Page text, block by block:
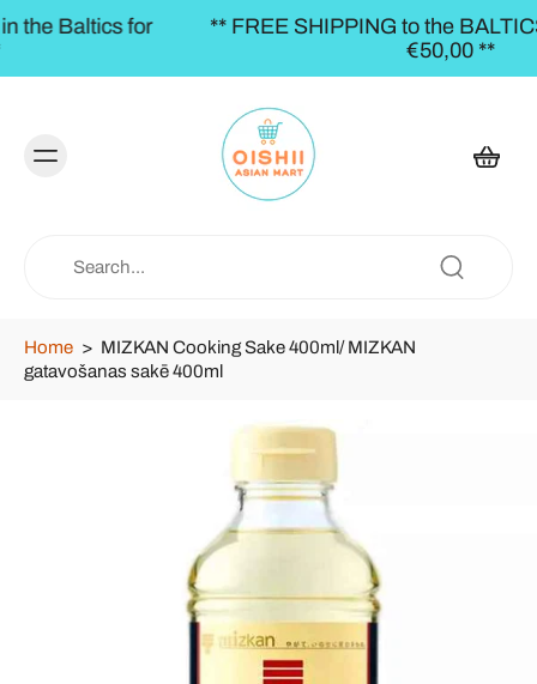
** FREE SHIPPING to the BALTICS for orders
Home > MIZKAN Cooking Sake 400ml/ MIZKAN
gatavošanas sakē 400ml